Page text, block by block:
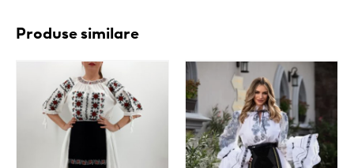
Produse similare